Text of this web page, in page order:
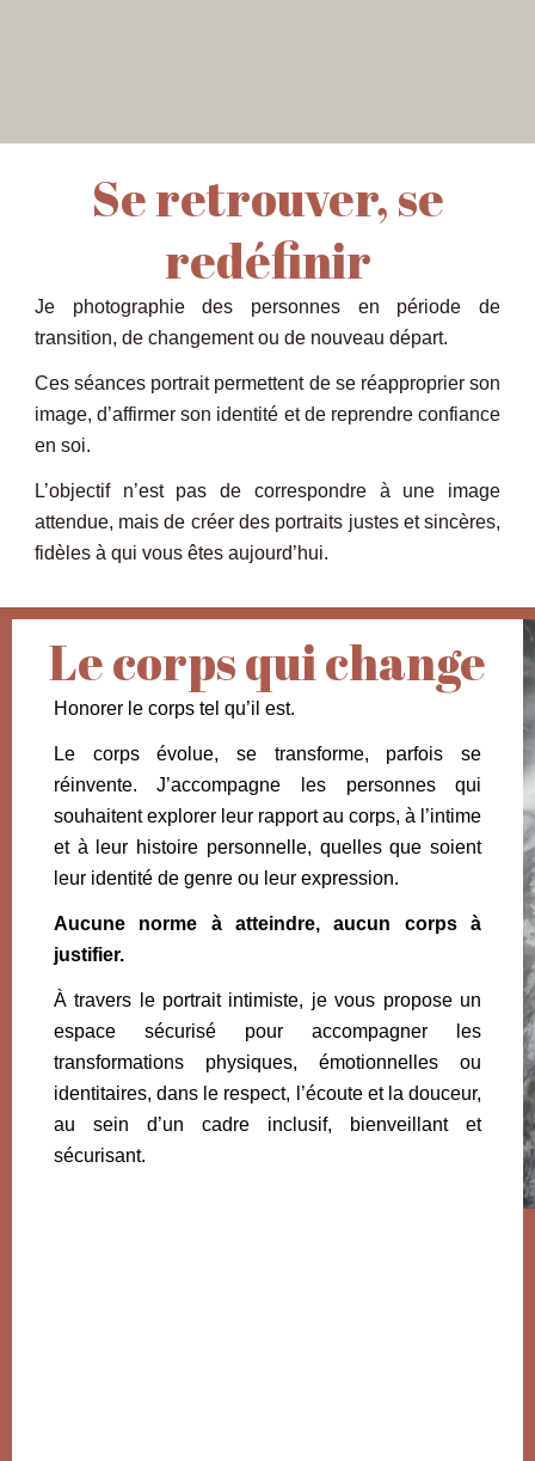
Se retrouver, se
redéfinir
Je photographie des personnes en période de
transition, de changement ou de nouveau départ.
Ces séances portrait permettent de se réapproprier son
image, d’affirmer son identité et de reprendre confiance
en soi.
L’objectif n’est pas de correspondre à une image
attendue, mais de créer des portraits justes et sincères,
fidèles à qui vous êtes aujourd’hui.
Le corps qui change
Honorer le corps tel qu’il est.
Le corps évolue, se transforme, parfois se
réinvente. J’accompagne les personnes qui
souhaitent explorer leur rapport au corps, à l’intime
et à leur histoire personnelle, quelles que soient
leur identité de genre ou leur expression.
Aucune norme à atteindre, aucun corps à
justifier.
À travers le portrait intimiste, je vous propose un
espace sécurisé pour accompagner les
transformations physiques, émotionnelles ou
identitaires, dans le respect, l’écoute et la douceur,
au sein d’un cadre inclusif, bienveillant et
sécurisant.